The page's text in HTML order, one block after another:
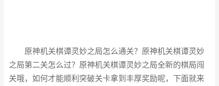
原神机关棋谭灵妙之局怎么通关？原神机关棋谭灵妙
之局第二关怎么过？原神机关棋谭灵妙之局全新的棋局闯
关哦，如何才能顺利突破关卡拿到丰厚奖励呢，下面就来